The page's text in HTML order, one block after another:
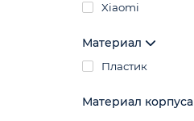
Xiaomi
Материал
Пластик
Материал корпуса